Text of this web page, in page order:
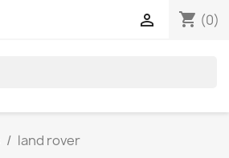
shopping_cart (0)

land rover